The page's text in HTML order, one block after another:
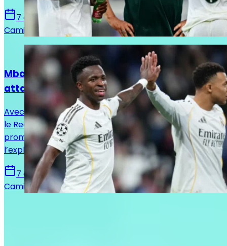
7 août 2026
Camille Santos
Actualités
Mbappé, Vinicius Jr, Diomandé : quelle
attaque pour le Real Madrid ?
Avec Vinicius Jr, Mbappé et désormais Yan Diomandé,
le Real Madrid dispose d’un trio offensif très
prometteur. Reste à voir comment José Mourinho
l’exploitera.
7 août 2026
Camille Santos